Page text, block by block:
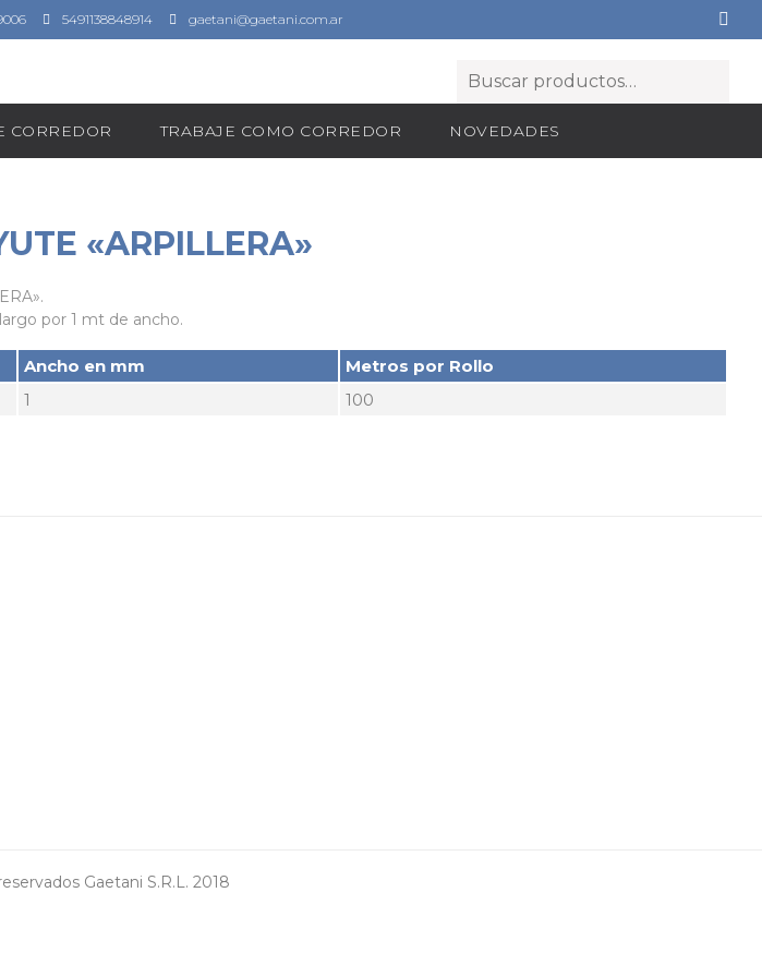
5491138848914 gaetani@gaetani.com.ar
CORREDOR TRABAJE COMO CORREDOR NOVEDADES
«ARPILLERA»
por 1 mt de ancho.
Ancho en mm
Metros por Rollo
1 100
Gaetani S.R.L. 2018